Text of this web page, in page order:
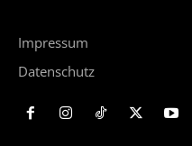
Impressum
Datenschutz